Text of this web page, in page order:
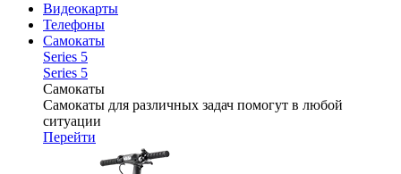
Видеокарты
Телефоны
Самокаты
Series 5
Series 5
Самокаты
Самокаты для различных задач помогут в любой
ситуации
Перейти